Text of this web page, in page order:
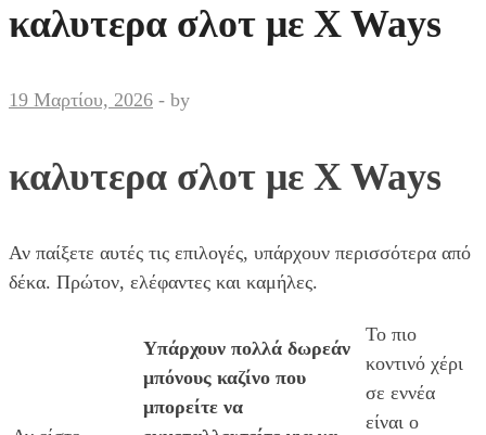
καλυτερα σλοτ με X Ways
19 Μαρτίου, 2026 - by
καλυτερα σλοτ με X Ways
Αν παίξετε αυτές τις επιλογές, υπάρχουν περισσότερα από
δέκα. Πρώτον, ελέφαντες και καμήλες.
Υπάρχουν πολλά δωρεάν
μπόνους καζίνο που
μπορείτε να
Το πιο
κοντινό χέρι
σε εννέα
είναι ο